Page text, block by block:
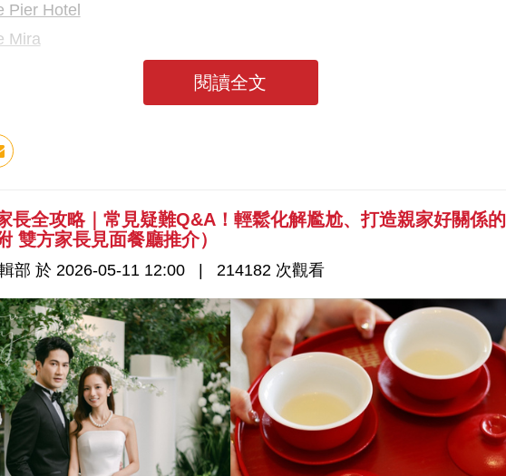
Pier Hotel
Mira
閱讀全文
長全攻略｜常見疑難Q&A！輕鬆化解尷尬、打造親家好關係的
雙方家長見面餐廳推介）
部 於 2026-05-11 12:00 214182 次觀看